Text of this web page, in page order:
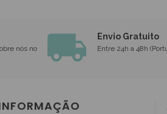
nós no
Envio Gratuito
Entre 24h a 48h